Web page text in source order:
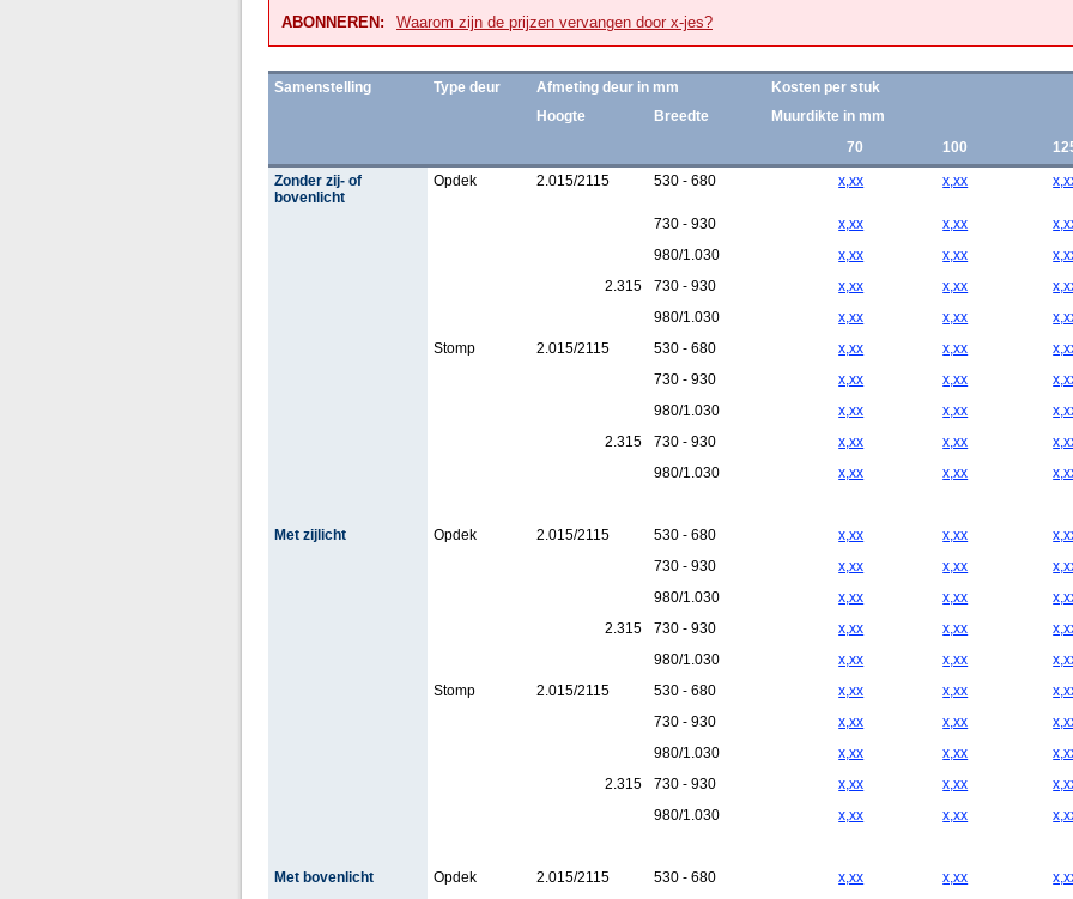
ABONNEREN: Waarom zijn de prijzen vervangen door x-jes?
Samenstelling Type deur Afmeting deur in mm
Kosten per stuk
Hoogte
Breedte
Muurdikte in mm
70
100
Zonder zij- of
bovenlicht
Opdek 2.015/2115 530 - 680 x,xx x,xx
730 - 930 x,xx x,xx
980/1.030
x,xx x,xx
2.315
730 - 930 x,xx x,xx
980/1.030
x,xx x,xx
Stomp
2.015/2115 530 - 680 x,xx x,xx
730 - 930
x,xx x,xx
980/1.030
x,xx x,xx
2.315
730 - 930 x,xx x,xx
980/1.030
x,xx x,xx
Met zijlicht Opdek 2.015/2115 530 - 680 x,xx x,xx
730 - 930
x,xx x,xx
980/1.030
x,xx x,xx
2.315
730 - 930 x,xx x,xx
980/1.030
x,xx x,xx
Stomp
2.015/2115 530 - 680 x,xx x,xx
730 - 930
x,xx x,xx
980/1.030
x,xx x,xx
2.315
730 - 930 x,xx x,xx
980/1.030
x,xx x,xx
Met bovenlicht Opdek 2.015/2115 530 - 680 x,xx x,xx